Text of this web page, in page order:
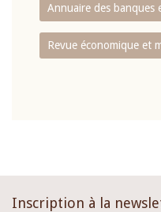
Annuaire des banques
Revue économique et
Inscription à la